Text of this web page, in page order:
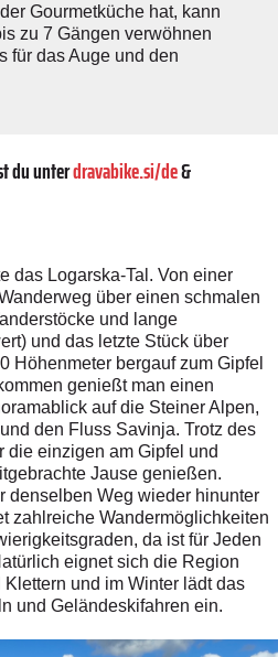
Gourmetküche hat, kann
zu 7 Gängen verwöhnen
für das Auge und den
du unterdravabike.si/de&
das Logarska-Tal. Von einer
über einen schmalen
und lange
und das letzte Stück über
Höhenmeter bergauf zum Gipfel
genießt man einen
auf die Steiner Alpen,
den Fluss Savinja. Trotz des
die einzigen am Gipfel und
Jause genießen.
denselben Weg wieder hinunter
zahlreiche Wandermöglichkeiten
da ist für Jeden
eignet sich die Region
und im Winter lädt das
und Geländeskifahren ein.